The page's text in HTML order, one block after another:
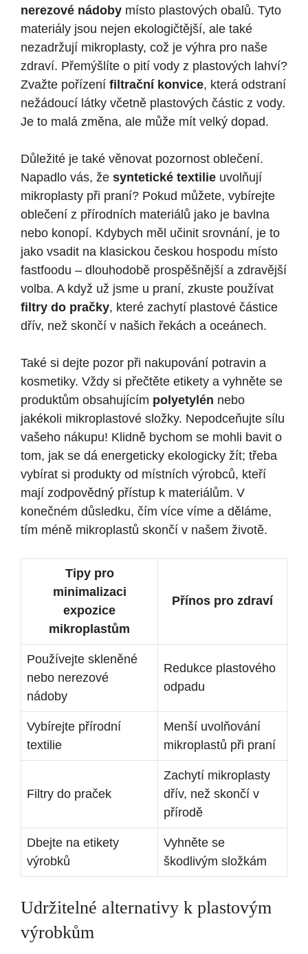
nerezové nádoby místo plastových obalů. Tyto
materiály jsou nejen ekologičtější, ale také
nezadržují mikroplasty, což je výhra pro naše
zdraví. Přemýšlíte o pití vody z plastových lahví?
Zvažte pořízení filtrační konvice, která odstraní
nežádoucí látky včetně plastových částic z vody.
Je to malá změna, ale může mít velký dopad.
Důležité je také věnovat pozornost oblečení.
Napadlo vás, že syntetické textilie uvolňují
mikroplasty při praní? Pokud můžete, vybírejte
oblečení z přírodních materiálů jako je bavlna
nebo konopí. Kdybych měl učinit srovnání, je to
jako vsadit na klasickou českou hospodu místo
fastfoodu – dlouhodobě prospěšnější a zdravější
volba. A když už jsme u praní, zkuste používat
filtry do pračky, které zachytí plastové částice
dřív, než skončí v našich řekách a oceánech.
Také si dejte pozor při nakupování potravin a
kosmetiky. Vždy si přečtěte etikety a vyhněte se
produktům obsahujícím polyetylén nebo
jakékoli mikroplastové složky. Nepodceňujte sílu
vašeho nákupu! Klidně bychom se mohli bavit o
tom, jak se dá energeticky ekologicky žít; třeba
vybírat si produkty od místních výrobců, kteří
mají zodpovědný přístup k materiálům. V
konečném důsledku, čím více víme a děláme,
tím méně mikroplastů skončí v našem životě.
Tipy pro
minimalizaci
expozice
mikroplastům
Přínos pro zdraví
Používejte skleněné
nebo nerezové
nádoby
Redukce plastového
odpadu
Vybírejte přírodní
textilie
Menší uvolňování
mikroplastů při praní
Filtry do praček
Zachytí mikroplasty
dřív, než skončí v
přírodě
Dbejte na etikety
výrobků
Vyhněte se
škodlivým složkám
Udržitelné alternativy k plastovým
výrobkům